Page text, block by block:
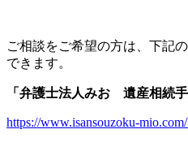
ご相談をご希望の方は、下記
できます。
「弁護士法人みお 遺産相続手
https://www.isansouzoku-